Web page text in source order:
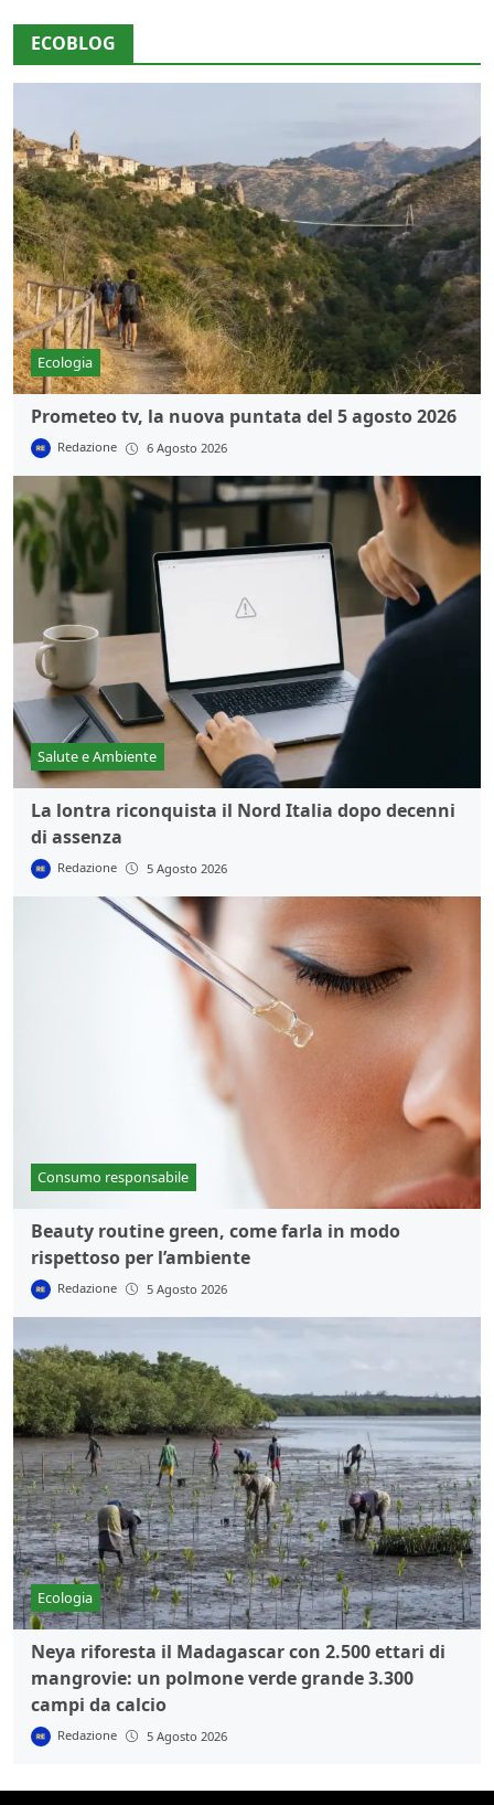
ECOBLOG
Ecologia
Prometeo tv, la nuova puntata del 5 agosto 2026
Redazione 6 Agosto 2026
Salute e Ambiente
La lontra riconquista il Nord Italia dopo decenni
di assenza
Redazione 5 Agosto 2026
Consumo responsabile
Beauty routine green, come farla in modo
rispettoso per l’ambiente
Redazione 5 Agosto 2026
Ecologia
Neya riforesta il Madagascar con 2.500 ettari di
mangrovie: un polmone verde grande 3.300
campi da calcio
Redazione 5 Agosto 2026